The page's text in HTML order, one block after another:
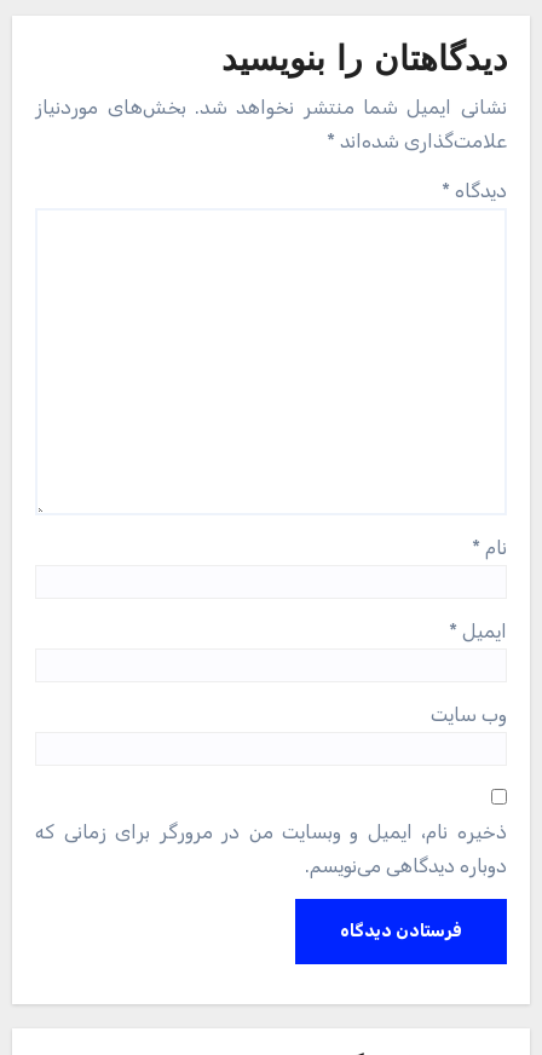
دیدگاهتان را بنویسید
نشانی ایمیل شما منتشر نخواهد شد. بخش‌های موردنیاز
علامت‌گذاری شده‌اند *
دیدگاه *
نام *
ایمیل *
وب‌ سایت
ذخیره نام، ایمیل و وبسایت من در مرورگر برای زمانی که
دوباره دیدگاهی می‌نویسم.